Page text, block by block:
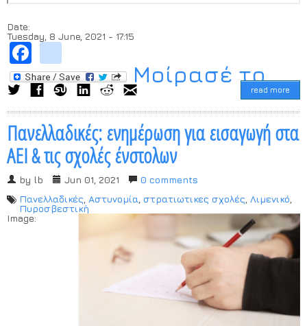
Date:
Tuesday, 8 June, 2021 - 17:15
Μοίρασέ το...
read more
Πανελλαδικές: ενημέρωση για εισαγωγή στα
ΑΕΙ & τις σχολές ένστολων
by lb Jun 01, 2021
0 comments
Πανελλαδικές Αστυνομία στρατιωτικες σχολές Λιμενικό
Πυροσβεστική
Image: